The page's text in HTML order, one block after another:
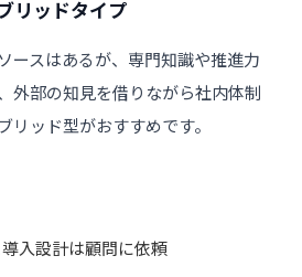
リッドタイプ
ースはあるが、専門知識や推進力
外部の知見を借りながら社内体制
リッド型がおすすめです。
入設計は顧問に依頼